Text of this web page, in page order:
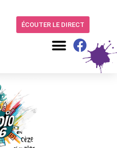
ÉCOUTER LE DIRECT